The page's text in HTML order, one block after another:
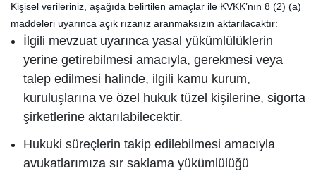
Kişisel verileriniz, aşağıda belirtilen amaçlar ile KVKK’nın 8 (2) (a)
maddeleri uyarınca açık rızanız aranmaksızın aktarılacaktır:
İlgili mevzuat uyarınca yasal yükümlülüklerin
yerine getirebilmesi amacıyla, gerekmesi veya
talep edilmesi halinde, ilgili kamu kurum,
kuruluşlarına ve özel hukuk tüzel kişilerine, sigorta
şirketlerine aktarılabilecektir.
Hukuki süreçlerin takip edilebilmesi amacıyla
avukatlarımıza sır saklama yükümlülüğü